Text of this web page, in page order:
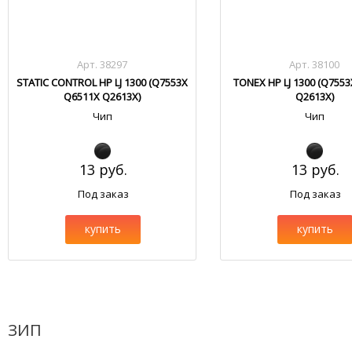
Арт. 38297
STATIC CONTROL HP LJ 1300 (Q7553X
Q6511X Q2613X)
Чип
13 руб.
Под заказ
купить
Арт. 38100
TONEX HP LJ 1300
Q2613X)
Чип
13 руб.
Под заказ
купить
ЗИП